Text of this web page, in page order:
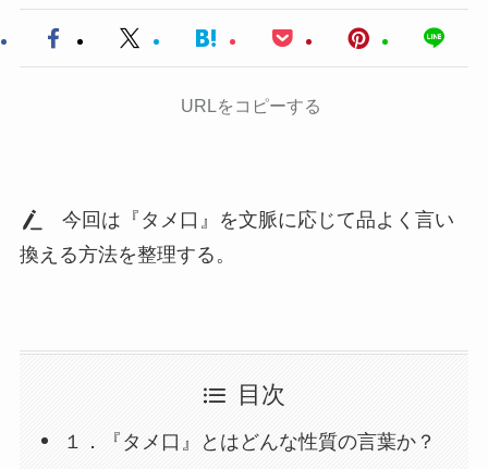
URLをコピーする
今回は『タメ口』を文脈に応じて品よく言い
換える方法を整理する。
目次
１．『タメ口』とはどんな性質の言葉か？